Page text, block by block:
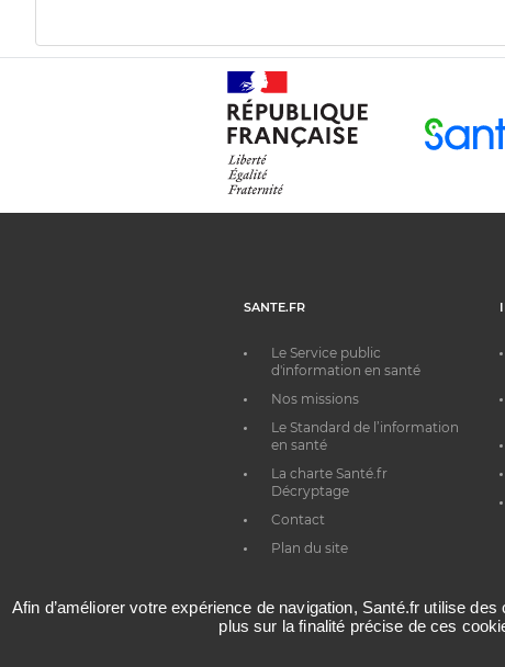
SANTE.FR
Le Service public
d'information en santé
Nos missions
Le Standard de l’information
en santé
La charte Santé.fr
Décryptage
Contact
Plan du site
Afin d’améliorer votre expérience de navigation, Santé.fr utilise
plus sur la finalité précise de ces